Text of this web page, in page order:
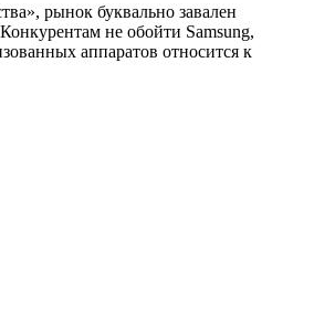
рынок буквально завален
не обойти Samsung,
аппаратов относится к